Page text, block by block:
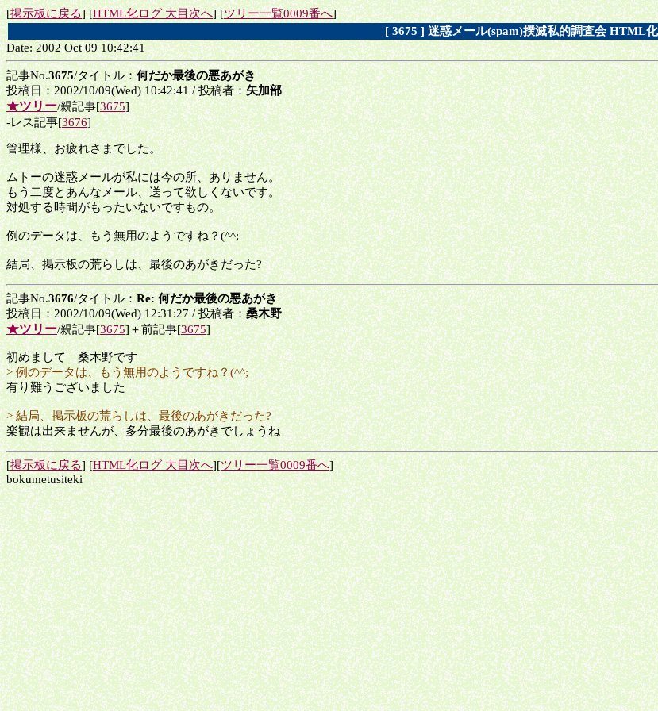
[掲示板に戻る] [HTML化ログ 大目次へ] [ツリー一覧0009番へ]
[ 3675 ] 迷惑メール(spam)撲滅私的調査会 HTML
Date: 2002 Oct 09 10:42:41
記事No.3675/タイトル：何だか最後の悪あがき
投稿日：2002/10/09(Wed) 10:42:41 / 投稿者：矢加部
★ツリー/親記事[3675]
-レス記事[3676]
管理様、お疲れさまでした。
ムトーの迷惑メールが私には今の所、ありません。
もう二度とあんなメール、送って欲しくないです。
対処する時間がもったいないですもの。
例のデータは、もう無用のようですね？(^^;
結局、掲示板の荒らしは、最後のあがきだった?
記事No.3676/タイトル：Re: 何だか最後の悪あがき
投稿日：2002/10/09(Wed) 12:31:27 / 投稿者：桑木野
★ツリー/親記事[3675]＋前記事[3675]
初めまして 桑木野です
> 例のデータは、もう無用のようですね？(^^;
有り難うございました
> 結局、掲示板の荒らしは、最後のあがきだった?
楽観は出来ませんが、多分最後のあがきでしょうね
[掲示板に戻る] [HTML化ログ 大目次へ][ツリー一覧0009番へ]
bokumetusiteki